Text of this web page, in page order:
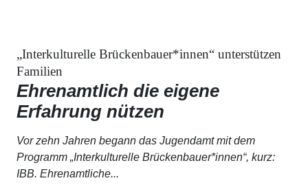
„Interkulturelle Brückenbauer*innen“ unterstützen
Familien
Ehrenamtlich die eigene
Erfahrung nützen
Vor zehn Jahren begann das Jugendamt mit dem
Programm „Interkulturelle Brückenbauer*innen“, kurz:
IBB. Ehrenamtliche...